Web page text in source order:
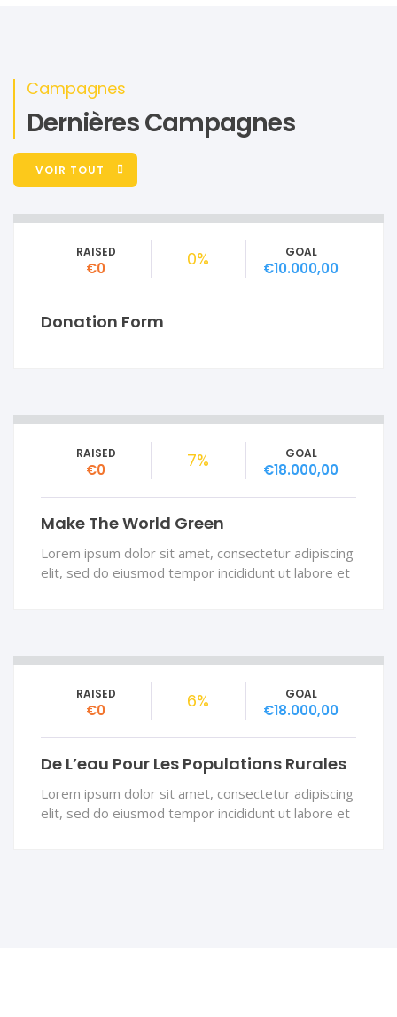
Campagnes
Dernières Campagnes
VOIR TOUT
RAISED
€0 0% GOAL
€10.000,00
Donation Form
RAISED
€0 7% GOAL
€18.000,00
Make The World Green
Lorem ipsum dolor sit amet, consectetur adipiscing
elit, sed do eiusmod tempor incididunt ut labore et
RAISED
€0 6% GOAL
€18.000,00
De L’eau Pour Les Populations Rurales
Lorem ipsum dolor sit amet, consectetur adipiscing
elit, sed do eiusmod tempor incididunt ut labore et